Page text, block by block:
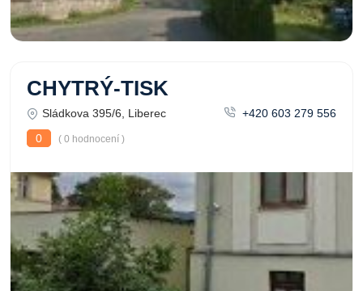
CHYTRÝ-TISK
Sládkova 395/6, Liberec
+420 603 279 556
0
( 0 hodnocení )